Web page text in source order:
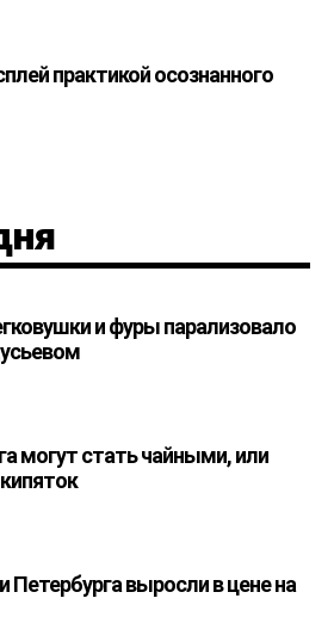
практикой осознанного
и фуры парализовало
могут стать чайными, или
Петербурга выросли в цене на